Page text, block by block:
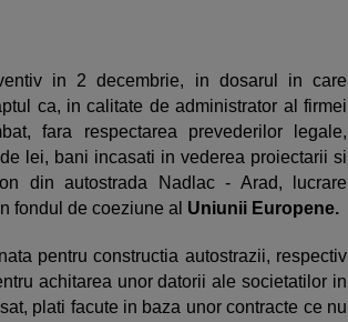
in 2 decembrie, in dosarul in care
ca, in calitate de administrator al firmei
fara respectarea prevederilor legale,
lei, bani incasati in vederea proiectarii si
din autostrada Nadlac - Arad, lucrare
fondul de coeziune al Uniunii Europene.
pentru constructia autostrazii, respectiv
achitarea unor datorii ale societatilor in
plati facute in baza unor contracte ce nu